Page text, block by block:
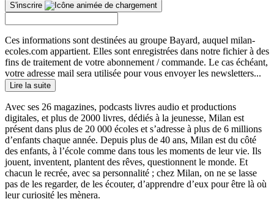
S'inscrire
Ces informations sont destinées au groupe Bayard, auquel milan-
ecoles.com appartient. Elles sont enregistrées dans notre fichier à des
fins de traitement de votre abonnement / commande. Le cas échéant,
votre adresse mail sera utilisée pour vous envoyer les newsletters...
Lire la suite
Avec ses 26 magazines, podcasts livres audio et productions
digitales, et plus de 2000 livres, dédiés à la jeunesse, Milan est
présent dans plus de 20 000 écoles et s’adresse à plus de 6 millions
d’enfants chaque année. Depuis plus de 40 ans, Milan est du côté
des enfants, à l’école comme dans tous les moments de leur vie. Ils
jouent, inventent, plantent des rêves, questionnent le monde. Et
chacun le recrée, avec sa personnalité ; chez Milan, on ne se lasse
pas de les regarder, de les écouter, d’apprendre d’eux pour être là où
leur curiosité les mènera.